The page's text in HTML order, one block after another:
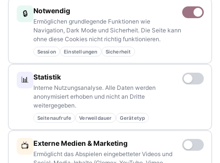
kennen eine Geschichte, die erzählt werden sollte?
Schreiben Sie uns – gemeinsam mit unseren Leserinnen und
Lesern bleiben wir am Puls der Zeit.
Partnerschaften: info@tennews.de
NAVIGATION
Home
🔒 Notwendig
Ermöglichen grundlegende Funktionen wie
Navigation, Dark Mode und Sicherheit. Die Seite kann
ohne diese Cookies nicht richtig funktionieren.
Session Einstellungen Sicherheit
📊 Statistik
Interne Nutzungsanalyse. Alle Daten werden
anonymisiert erhoben und nicht an Dritte
weitergegeben.
Seitenaufrufe Verweildauer Gerätetyp
📺 Externe Medien & Marketing
Ermöglicht das Abspielen eingebetteter Videos und